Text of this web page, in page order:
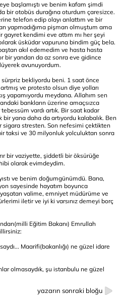
başlamıştı ve benim kafam şimdi
bir otobüs durağına oturdum çaresizce.
telefon edip olayı anlattım ve bir
yapmadığıma pişman olmuştum ama
kendimi eve attım mı her şeyi
üsküdar vapuruna bindim güç bela.
akıl edemedim ve hasta hasta
bir yandan da az sonra eve gidince
avunuyordum.
sürpriz bekliyordu beni. 1 saat önce
ve protesto olsun diye yolları
yapamıyordu meydana. Allahım sen
bankların üzerine amaçsızca
vardı artık. Bir saat kadar
bir yana daha da artıyordu kalabalık. Ben
sigara stresten. Son nefesimi çektikten
taksi ve 30 milyonluk yolculuktan sonra
bir vaziyette, şiddetli bir öksürüğe
olarak evimdeydim.
ve benim doğumgünümdü. Bana,
sayesinde hayatım boyunca
valime, emniyet müdürüme ve
iletir ve iyi ki varsınız demeyi borç
Eğitim Bakanı) Emrullah
Maarifi(bakanlığı) ne güzel idare
olmasaydık, şu istanbulu ne güzel
yazarın sonraki bloğu